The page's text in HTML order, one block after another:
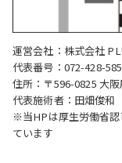
運営会社：株式会社
代表番号：072-428-
住所：〒596-0825 大
代表施術者：田畑俊和
※当HPは厚生労働省認
ています